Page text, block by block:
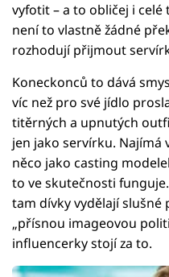
vyfotit – a to obličej i celé
není to vlastně žádné
rozhodují přijmout
Koneckonců to dává
víc než pro své jídlo
titěrných a upnutých
jen jako servírku. Najímá
něco jako casting
to ve skutečnosti
tam dívky vydělají slušné
„přísnou imageovou
influencerky stojí za to.